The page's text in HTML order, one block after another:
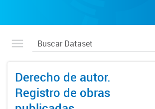
Derecho de autor.
Registro de obras